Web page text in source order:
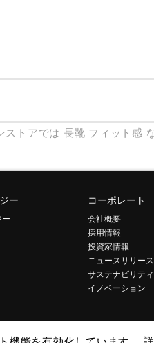
ストアでは 長靴 フィット感
ー
ー
コーポレート
会社概要
採用情報
投資家情報
ニュースリリース
サステナビリティ
イノベーション